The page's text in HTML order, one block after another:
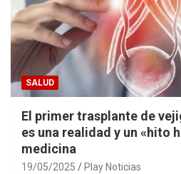
SALUD
El primer trasplante de
es una realidad y un «hito
medicina
19/05/2025 Play Noticias